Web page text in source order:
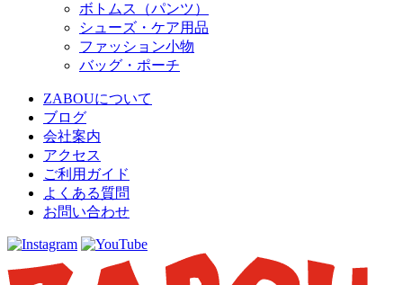
ボトムス（パンツ）
シューズ・ケア用品
ファッション小物
バッグ・ポーチ
ZABOUについて
ブログ
会社案内
アクセス
ご利用ガイド
よくある質問
お問い合わせ